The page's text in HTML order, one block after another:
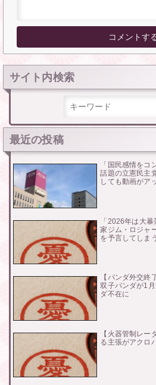
サイト内検索
最近の投稿
「国民感情をコ
話題の立憲民主
しても動画がア
「2026年は大
家ジム・ロジャ
を予言してしまう
【パンダ外交終
双子パンダが1
ダ不在に
【火器管制レー
る主張がアクロ